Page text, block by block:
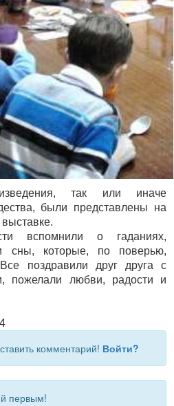
так или иначе
были представлены на
вспомнили о гаданиях,
сны, которые, по поверью,
Все поздравили друг друга с
пожелали любви, радости и
комментарий! Войти?
первым!